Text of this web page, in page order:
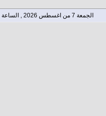
الجمعة 7 من اغسطس 2026 , الساعة الان 03:47:18 صباحاً